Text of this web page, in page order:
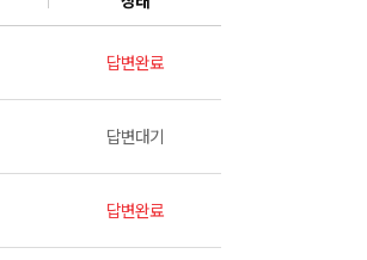
답변완료
답변대기
답변완료